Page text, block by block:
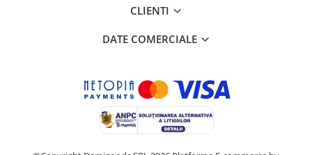
Aparate Foto & Accesorii
Audio HI-FI & Profesionale
Camere video si sport
CLIENTI
DATE COMERCIALE